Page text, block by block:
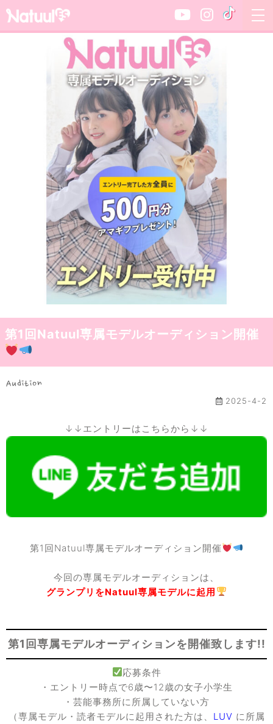
第1回Natuul専属モデルオーディション開催
Audition
2025-4-2
↓↓エントリーはこちらから↓↓
第1回Natuul専属モデルオーディション開催
今回の専属モデルオーディションは、
グランプリをNatuul専属モデルに起用
第1回専属モデルオーディションを開催致します!!
応募条件
・エントリー時点で6歳〜12歳の女子小学生
・芸能事務所に所属していない方
（専属モデル・読者モデルに起用された方は、 LUV に所属